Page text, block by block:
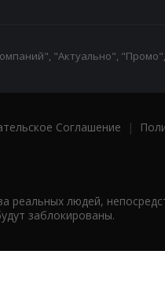
"Актуально",
Соглашение |
людей,
заблокированы.